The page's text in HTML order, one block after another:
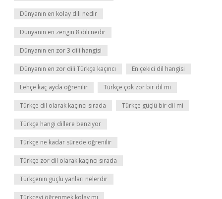
Dünyanın en kolay dili nedir
Dünyanın en zengin 8 dili nedir
Dünyanın en zor 3 dili hangisi
Dünyanın en zor dili Türkçe kaçıncı En çekici dil hangisi
Lehçe kaç ayda öğrenilir Türkçe çok zor bir dil mi
Türkçe dil olarak kaçıncı sırada Türkçe güçlü bir dil mi
Türkçe hangi dillere benziyor
Türkçe ne kadar sürede öğrenilir
Türkçe zor dil olarak kaçıncı sırada
Türkçenin güçlü yanları nelerdir
Türkçeyi öğrenmek kolay mı